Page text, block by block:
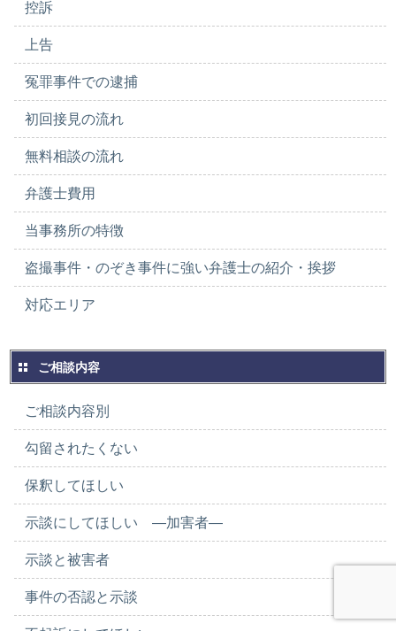
控訴
上告
冤罪事件での逮捕
初回接見の流れ
無料相談の流れ
弁護士費用
当事務所の特徴
盗撮事件・のぞき事件に強い弁護士の紹介・挨拶
対応エリア
ご相談内容
ご相談内容別
勾留されたくない
保釈してほしい
示談にしてほしい ―加害者―
示談と被害者
事件の否認と示談